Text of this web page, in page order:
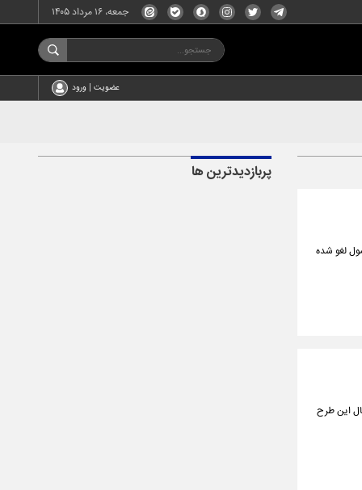
جمعه، ۱۶ مرداد ۱۴۰۵
عضویت | ورود
لغو شده
این طرح
پربازدیدترین ها